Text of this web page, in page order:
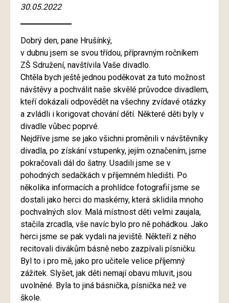
30.05.2022
Dobrý den, pane Hrušínký,
v dubnu jsem se svou třídou, přípravným ročníkem
ZŠ Sdružení, navštívila Vaše divadlo.
Chtěla bych ještě jednou poděkovat za tuto možnost
návštěvy a pochválit naše skvělé průvodce divadlem,
kteří dokázali odpovědět na všechny zvídavé otázky
a zvládli i korigovat chování dětí. Některé děti byly v
divadle vůbec poprvé.
Nejdříve jsme se jako všichni proměnili v návštěvníky
divadla, po získání vstupenky, jejím označením, jsme
pokračovali dál do šatny. Usadili jsme se v
pohodných sedačkách v příjemném hledišti. Po
několika informacích a prohlídce fotografií jsme se
dostali jako herci do maskérny, která sklidila mnoho
pochvalných slov. Malá místnost děti velmi zaujala,
stačila zrcadla, vše navíc bylo pro ně pohádkou. Jako
herci jsme se pak vydali na jeviště. Někteří z něho
recitovali divákům básně nebo zazpívali písničku.
Byl to i pro mě, jako pro učitele velice příjemný
zážitek. Slyšet, jak děti nemají obavu mluvit, jsou
uvolněné. Byla to jiná básnička, písnička než ve
škole.